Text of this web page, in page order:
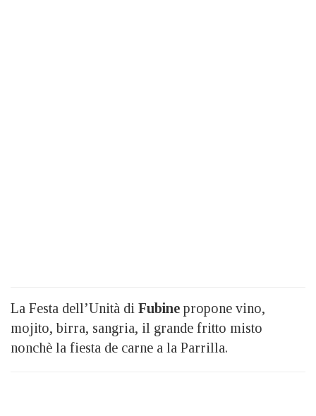
La Festa dell’Unità di Fubine propone vino,
mojito, birra, sangria, il grande fritto misto
nonchè la fiesta de carne a la Parrilla.